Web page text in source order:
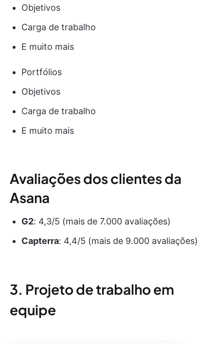
Objetivos
Carga de trabalho
E muito mais
Portfólios
Objetivos
Carga de trabalho
E muito mais
Avaliações dos clientes da
Asana
G2: 4,3/5 (mais de 7.000 avaliações)
Capterra: 4,4/5 (mais de 9.000 avaliações)
3. Projeto de trabalho em
equipe